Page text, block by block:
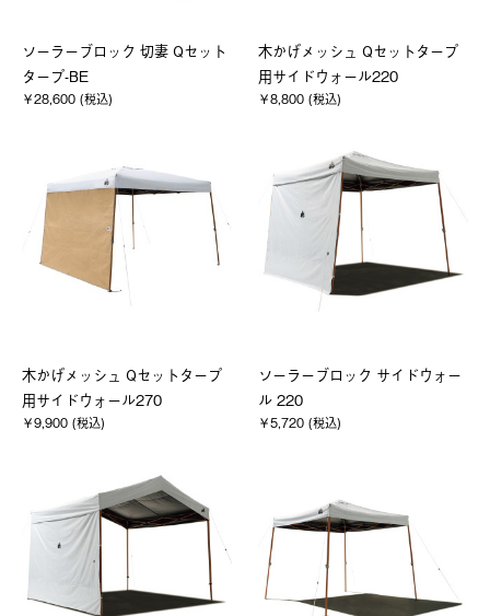
ソーラーブロック 切妻 Qセット
タープ-BE
￥28,600 (税込)
木かげメッシュ Qセットタープ
用サイドウォール220
￥8,800 (税込)
木かげメッシュ Qセットタープ
用サイドウォール270
￥9,900 (税込)
ソーラーブロック サイドウォー
ル 220
￥5,720 (税込)